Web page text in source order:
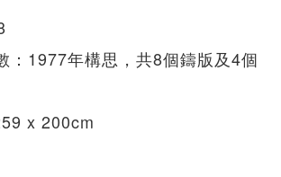
：1977年構思，共8個鑄版及4個
x 200cm